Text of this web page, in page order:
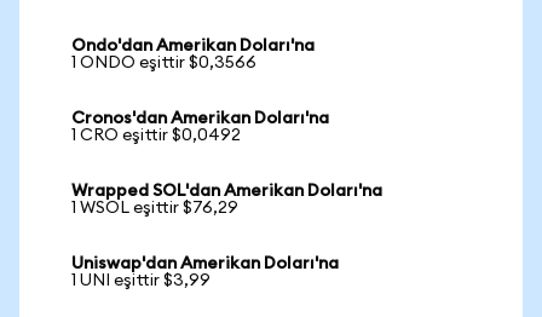
Ondo'dan Amerikan Doları'na
1 ONDO eşittir $0,3566
Cronos'dan Amerikan Doları'na
1 CRO eşittir $0,0492
Wrapped SOL'dan Amerikan Doları'na
1 WSOL eşittir $76,29
Uniswap'dan Amerikan Doları'na
1 UNI eşittir $3,99